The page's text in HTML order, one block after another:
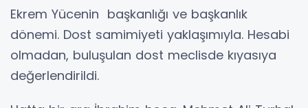
Ekrem Yücenin başkanlığı ve başkanlık
dönemi. Dost samimiyeti yaklaşımıyla. Hesabi
olmadan, buluşulan dost meclisde kıyasıya
değerlendirildi.